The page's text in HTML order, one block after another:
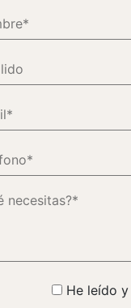
He leído